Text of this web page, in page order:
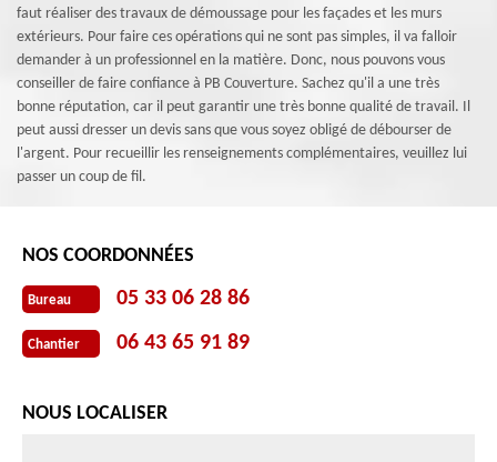
faut réaliser des travaux de démoussage pour les façades et les murs
extérieurs. Pour faire ces opérations qui ne sont pas simples, il va falloir
demander à un professionnel en la matière. Donc, nous pouvons vous
conseiller de faire confiance à PB Couverture. Sachez qu'il a une très
bonne réputation, car il peut garantir une très bonne qualité de travail. Il
peut aussi dresser un devis sans que vous soyez obligé de débourser de
l'argent. Pour recueillir les renseignements complémentaires, veuillez lui
passer un coup de fil.
NOS COORDONNÉES
Bureau 05 33 06 28 86
Chantier 06 43 65 91 89
NOUS LOCALISER